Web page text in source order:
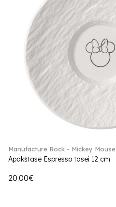
Manufacture Rock - Mickey Mouse
Apakštase Espresso tasei 12 cm
20.00€